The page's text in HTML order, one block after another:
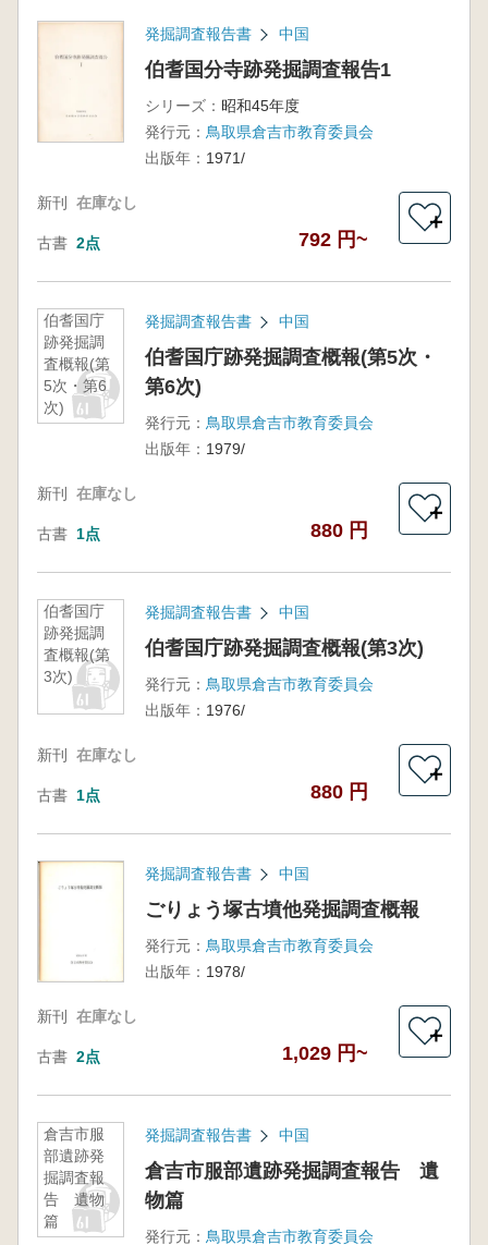
発掘調査報告書 中国
伯耆国分寺跡発掘調査報告1
シリーズ： 昭和45年度
発行元： 鳥取県倉吉市教育委員会
出版年： 1971/
新刊 在庫なし
古書 2点 792 円~
＋
伯耆国庁
跡発掘調
査概報(第
5次・第6
次)
発掘調査報告書 中国
伯耆国庁跡発掘調査概報(第5次・
第6次)
発行元： 鳥取県倉吉市教育委員会
出版年： 1979/
新刊 在庫なし
古書 1点 880 円
＋
伯耆国庁
跡発掘調
査概報(第
3次)
発掘調査報告書 中国
伯耆国庁跡発掘調査概報(第3次)
発行元： 鳥取県倉吉市教育委員会
出版年： 1976/
新刊 在庫なし
古書 1点 880 円
＋
発掘調査報告書 中国
ごりょう塚古墳他発掘調査概報
発行元： 鳥取県倉吉市教育委員会
出版年： 1978/
新刊 在庫なし
古書 2点 1,029 円~
＋
倉吉市服
部遺跡発
掘調査報
告 遺物
篇
発掘調査報告書 中国
倉吉市服部遺跡発掘調査報告 遺
物篇
発行元： 鳥取県倉吉市教育委員会